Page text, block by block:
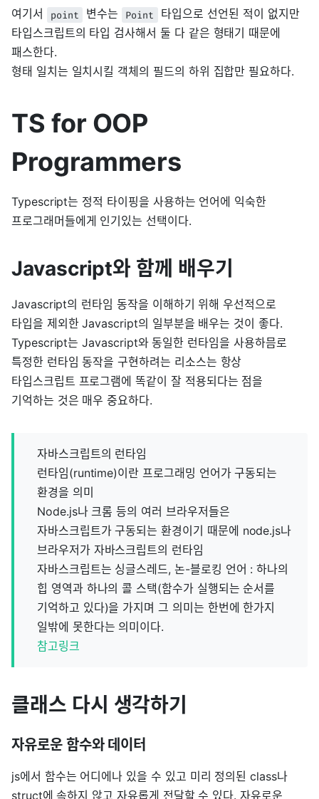
여기서 point 변수는 Point
타입으로 선언된 적이 없지만
타입스크립트의 타입 검사해서 둘 다 같은 형태기 때문에
패스한다.
형태 일치는 일치시킬 객체의 필드의 하위 집합만 필요하다.
TS for OOP
Programmers
Typescript는 정적 타이핑을 사용하는 언어에 익숙한
프로그래머들에게 인기있는 선택이다.
Javascript와 함께 배우기
Javascript의 런타임 동작을 이해하기 위해 우선적으로
타입을 제외한 Javascript의 일부분을 배우는 것이 좋다.
Typescript는 Javascript와 동일한 런타임을 사용하믐로
특정한 런타임 동작을 구현하려는 리소스는 항상
타입스크립트 프로그램에 똑같이 잘 적용되다는 점을
기억하는 것은 매우 중요하다.
자바스크립트의 런타임
런타임(runtime)이란 프로그래밍 언어가 구동되는
환경을 의미
Node.js나 크롬 등의 여러 브라우저들은
자바스크립트가 구동되는 환경이기 때문에 node.js나
브라우저가 자바스크립트의 런타임
자바스크립트는 싱글스레드, 논-블로킹 언어 : 하나의
힙 영역과 하나의 콜 스택(함수가 실행되는 순서를
기억하고 있다)을 가지며 그 의미는 한번에 한가지
일밖에 못한다는 의미이다.
참고링크
클래스 다시 생각하기
자유로운 함수와 데이터
js에서 함수는 어디에나 있을 수 있고 미리 정의된 class나
struct에 속하지 않고 자유롭게 전달할 수 있다. 자유로운